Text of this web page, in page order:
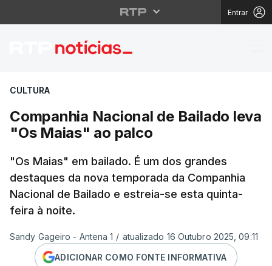
Entrar
Companhia Nacional
CULTURA
Companhia Nacional de Bailado leva
"Os Maias" ao palco
"Os Maias" em bailado. É um dos grandes
destaques da nova temporada da Companhia
Nacional de Bailado e estreia-se esta quinta-
feira à noite.
Sandy Gageiro - Antena 1 / atualizado 16 Outubro 2025, 09:11
ADICIONAR COMO FONTE INFORMATIVA